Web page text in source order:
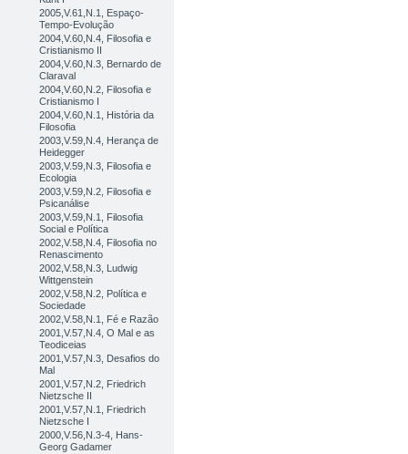
2005,V.61,N.1, Espaço-
Tempo-Evolução
2004,V.60,N.4, Filosofia e
Cristianismo II
2004,V.60,N.3, Bernardo de
Claraval
2004,V.60,N.2, Filosofia e
Cristianismo I
2004,V.60,N.1, História da
Filosofia
2003,V.59,N.4, Herança de
Heidegger
2003,V.59,N.3, Filosofia e
Ecologia
2003,V.59,N.2, Filosofia e
Psicanálise
2003,V.59,N.1, Filosofia
Social e Política
2002,V.58,N.4, Filosofia no
Renascimento
2002,V.58,N.3, Ludwig
Wittgenstein
2002,V.58,N.2, Política e
Sociedade
2002,V.58,N.1, Fé e Razão
2001,V.57,N.4, O Mal e as
Teodiceias
2001,V.57,N.3, Desafios do
Mal
2001,V.57,N.2, Friedrich
Nietzsche II
2001,V.57,N.1, Friedrich
Nietzsche I
2000,V.56,N.3-4, Hans-
Georg Gadamer